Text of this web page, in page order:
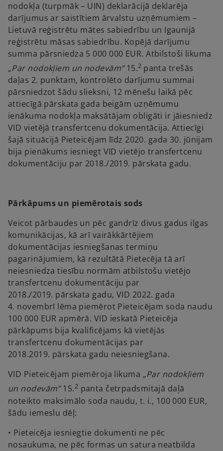
nodokļa (turpmāk – UIN) deklarācijā deklarēja
darījumus ar saistītiem ārvalstu uzņēmumiem –
Lietuvā reģistrētu mātes sabiedrību un Igaunijā
reģistrētu māsas sabiedrību. Kopējā darījumu
summa pārsniedza 5 000 000 EUR. Atbilstoši likuma
„Par nodokļiem un nodevām”15.2 panta trešās
daļas 2. punktam, kontrolēto darījumu summai
pārsniedzot šādu slieksni, 12 mēnešu laikā pēc
attiecīgā pārskata gada beigām uzņēmumu
ienākuma nodokļa maksātājam obligāti ir jāiesniedz
VID vietējā transfertcenu dokumentācija. Attiecīgi
šajā situācijā Pieteicējam līdz 2020. gada 30. jūnijam
bija pienākums iesniegt VID vietējo transfertcenu
dokumentāciju par 2018./2019. pārskata gadu.
Pārkāpums un piemērotais sods
Veicot pārbaudes un pēc gandrīz divus gadus ilgas
komunikācijas, kā arī vairākkārtējiem
dokumentācijas iesniegšanas termiņu
pagarinājumiem, kā rezultātā Pietecēja tā arī
neiesniedza tiesību normām atbilstošu vietējo
transfertcenu dokumentāciju par
2018./2019. pārskata gadu, VID 2022. gada
4. novembrī lēma piemērot Pieteicējam soda naudu
100 000 EUR apmērā. VID ieskatā Pieteicēja
pārkāpums bija kvalificējams kā vietējās
transfertcenu dokumentācijas par
2018.2019. pārskata gadu neiesniegšana.
VID Pieteicējam piemēroja likuma „Par nodokļiem
un nodevām”15.2 panta četrpadsmitajā daļā
noteikto maksimālo soda naudu, t. i., 100 000 EUR,
šādu iemeslu dēļ:
• Pieteicēja iesniegtie dokumenti ne pēc
nosaukuma, ne pēc formas un satura neatbilda